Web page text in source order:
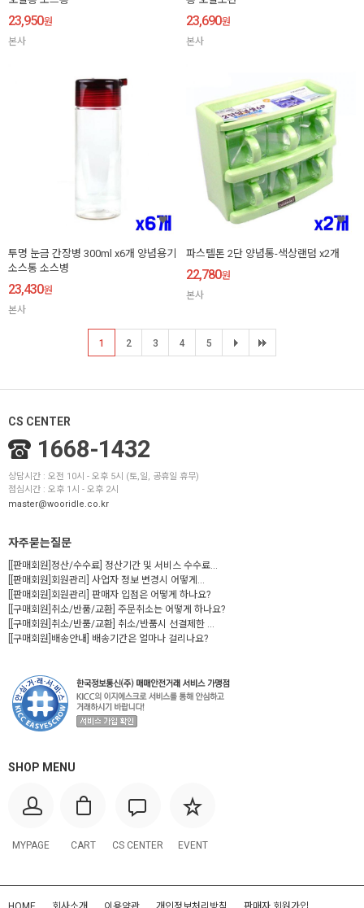
23,950원
본사
23,690원
본사
투명 눈금 간장병 300ml x6개 양념용기
소스통 소스병
23,430원
본사
파스텔톤 2단 양념통-색상랜덤 x2개
22,780원
본사
1 2 3 4 5
CS CENTER
1668-1432
상담시간 : 오전 10시 - 오후 5시 (토,일, 공휴일 휴무)
점심시간 : 오후 1시 - 오후 2시
master@wooridle.co.kr
자주묻는질문
[[판매회원]정산/수수료] 정산기간 및 서비스 수수료...
[[판매회원]회원관리] 사업자 정보 변경시 어떻게...
[[판매회원]회원관리] 판매자 입점은 어떻게 하나요?
[[구매회원]취소/반품/교환] 주문취소는 어떻게 하나요?
[[구매회원]취소/반품/교환] 취소/반품시 선결제한 ...
[[구매회원]배송안내] 배송기간은 얼마나 걸리나요?
SHOP MENU
MYPAGE CART CS CENTER EVENT